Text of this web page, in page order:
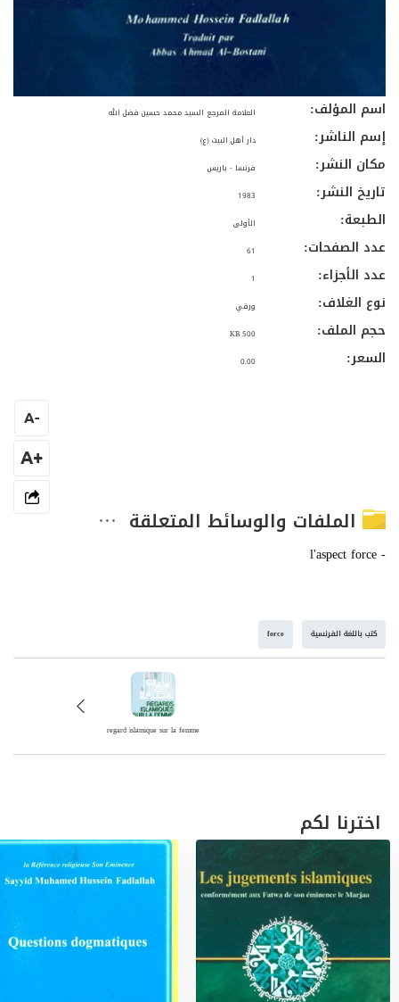
اسم المؤلف: العلامة المرجع السيد محمد حسين فضل الله
إسم الناشر: دار أهل البيت (ع)
مكان النشر: فرنسا - باريس
تاريخ النشر: 1983
الطبعة: الأولى
عدد الصفحات: 61
عدد الأجزاء: 1
نوع الغلاف: ورقي
حجم الملف: 500 KB
السعر: 0.00
-
A
+A
الملفات والوسائط المتعلقة
كتب باللغة الفرنسية force
regard islamique sur la femme
اخترنا لكم